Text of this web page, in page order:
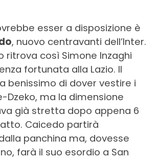
esser a disposizione è
, nuovo centravanti dell’Inter.
ritrova così Simone Inzaghi
fortunata alla Lazio. Il
benissimo di dover vestire i
Dzeko, ma la dimensione
già stretta dopo appena 6
Caicedo partirà
panchina ma, dovesse
farà il suo esordio a San